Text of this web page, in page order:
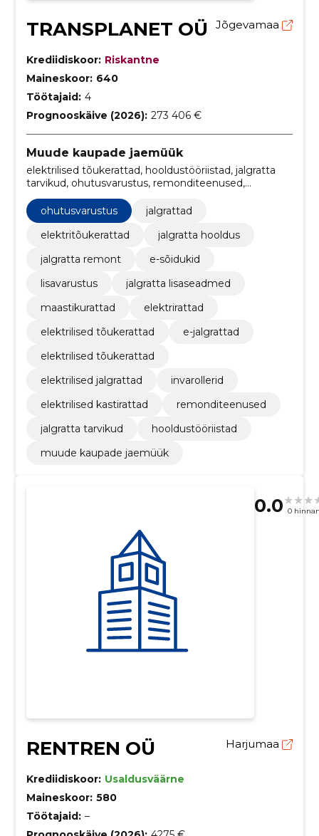
TRANSPLANET OÜ Jõgevamaa
Krediidiskoor: Riskantne
Maineskoor: 640
Töötajaid: 4
Prognooskäive (2026): 273 406 €
Muude kaupade jaemüük
elektrilised tõukerattad, hooldustööriistad, jalgratta
tarvikud, ohutusvarustus, remonditeenused,
elektrilised kastirattad, invarollerid, elektrilised
jalgrattad, elektrilised tõukerattad, e-jalgrattad
ohutusvarustus
jalgrattad
elektritõukerattad
jalgratta hooldus
jalgratta remont
e-sõidukid
lisavarustus
jalgratta lisaseadmed
maastikurattad
elektrirattad
elektrilised tõukerattad
e-jalgrattad
elektrilised tõukerattad
elektrilised jalgrattad
invarollerid
elektrilised kastirattad
remonditeenused
jalgratta tarvikud
hooldustööriistad
muude kaupade jaemüük
0.0 0
RENTREN OÜ Harjumaa
Krediidiskoor: Usaldusväärne
Maineskoor: 580
Töötajaid: –